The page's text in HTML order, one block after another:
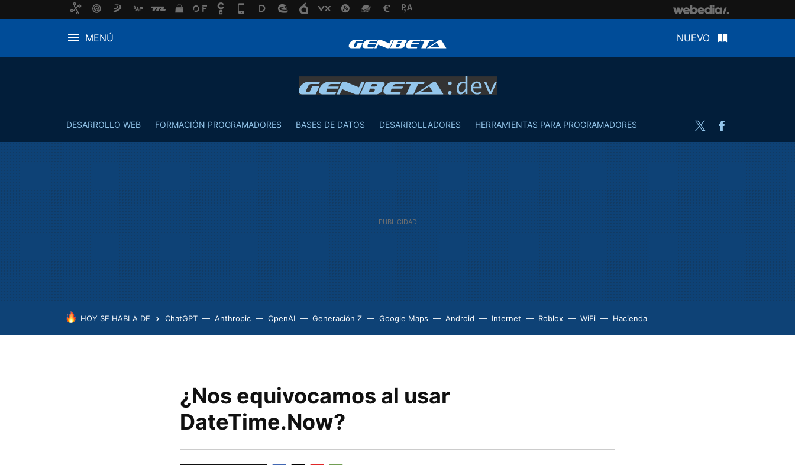
MENÚ NUEVO
DESARROLLO WEB FORMACIÓN PROGRAMADORES BASES DE DATOS DESARROLLADORES HERRAMIENTAS PARA PROGRAMADORES Twitter
HOY SE HABLA DE ChatGPT Anthropic OpenAI Generación Z Google Maps Android Internet Roblox WiFi Hacienda
¿Nos equivocamos al usar
DateTime.Now?